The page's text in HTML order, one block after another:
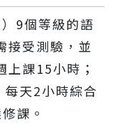
9個等級的語
接受測驗，並
上課15小時；
天2小時綜合
課。